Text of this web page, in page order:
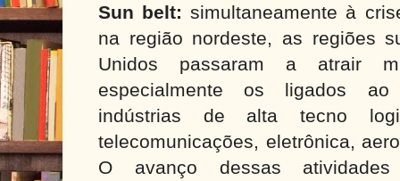
Sun belt: simultaneamente à
na região nordeste, as regiões
Unidos passaram a atrair
especialmente os ligados ao
indústrias de alta tecno
telecomunicações, eletrônica,
O avanço dessas atividades